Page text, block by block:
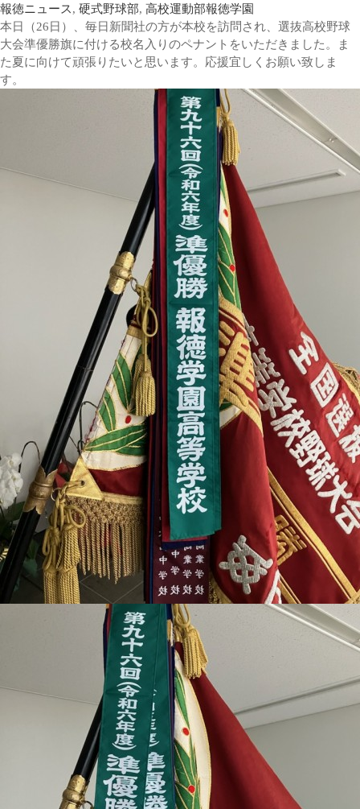
報徳ニュース, 硬式野球部, 高校運動部報徳学園
本日（26日）、毎日新聞社の方が本校を訪問され、選抜高校野球
大会準優勝旗に付ける校名入りのペナントをいただきました。ま
た夏に向けて頑張りたいと思います。応援宜しくお願い致しま
す。